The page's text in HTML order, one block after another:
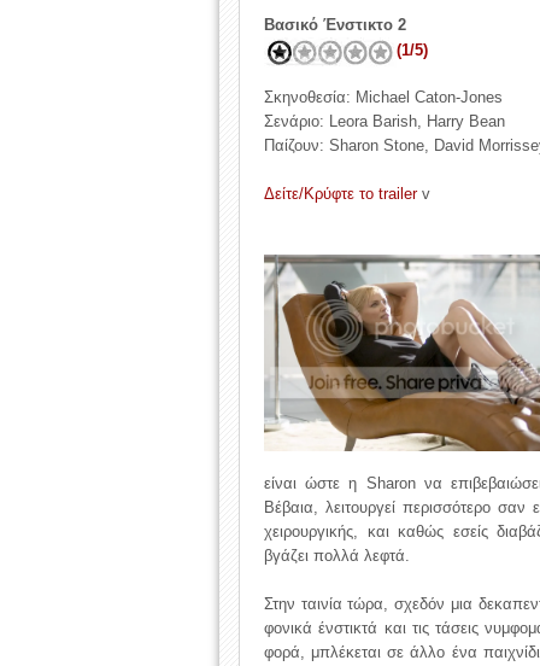
Βασικό Ένστικτο 2
(1/5)
Σκηνοθεσία: Michael Caton-Jones
Σενάριο: Leora Barish, Harry Bean
Παίζουν: Sharon Stone, David
Δείτε/Κρύφτε το trailerv
είναι ώστε η Sharon να
Βέβαια, λειτουργεί περισσότερο
χειρουργικής, και καθώς εσείς
βγάζει πολλά λεφτά.
Στην ταινία τώρα, σχεδόν μια
φονικά ένστικτά και τις τάσεις
φορά, μπλέκεται σε άλλο ένα